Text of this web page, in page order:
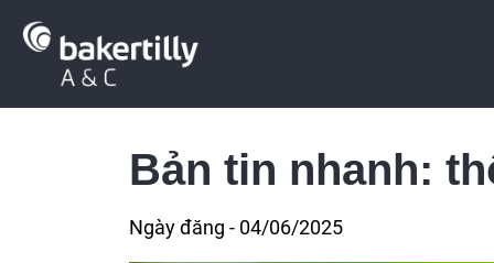
Bản tin nhanh:
Ngày đăng - 04/06/2025